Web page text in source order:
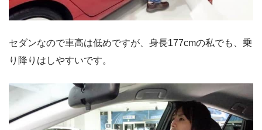
セダンなので車高は低めですが、身長177cmの私でも、乗
り降りはしやすいです。